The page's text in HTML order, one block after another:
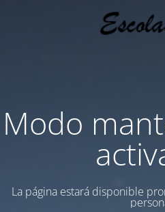
Modo
La página estará disponible